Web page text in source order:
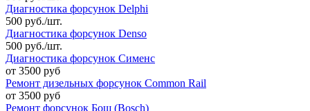
Диагностика форсунок Delphi
500 руб./шт.
Диагностика форсунок Denso
500 руб./шт.
Диагностика форсунок Сименс
от 3500 руб
Ремонт дизельных форсунок Common Rail
от 3500 руб
Ремонт форсунок Бош (Bosch)